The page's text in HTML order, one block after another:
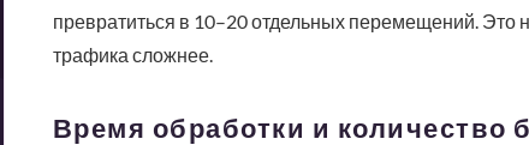
превратиться в 10–20 отдельных перемещений. Это
трафика сложнее.
Время обработки и количество